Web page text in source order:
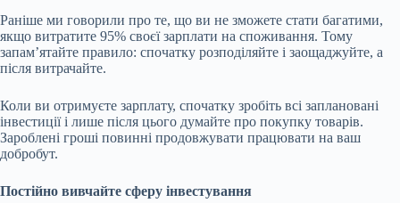
Раніше ми говорили про те, що ви не зможете стати багатими,
якщо витратите 95% своєї зарплати на споживання. Тому
запам’ятайте правило: спочатку розподіляйте і заощаджуйте, а
після витрачайте.
Коли ви отримуєте зарплату, спочатку зробіть всі заплановані
інвестиції і лише після цього думайте про покупку товарів.
Зароблені гроші повинні продовжувати працювати на ваш
добробут.
Постійно вивчайте сферу інвестування